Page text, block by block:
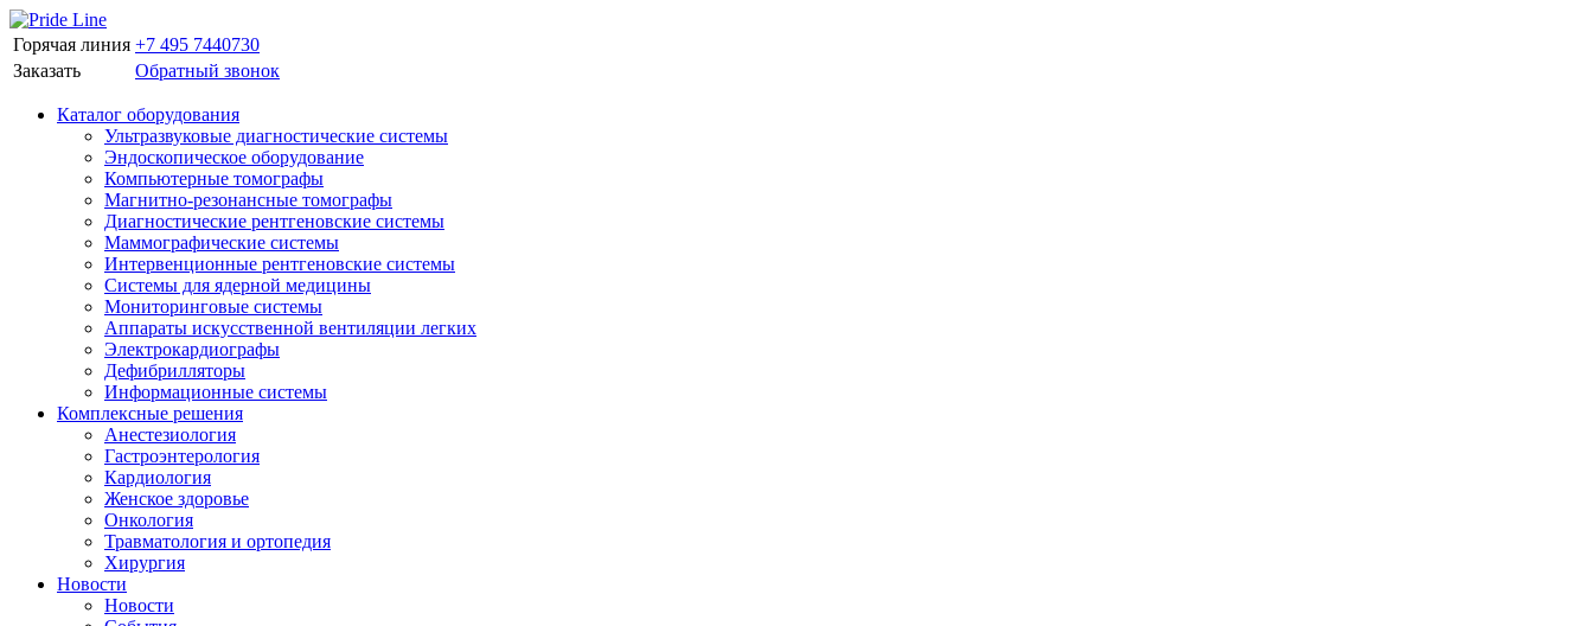
Горячая линия +7 495 7440730
Заказать
Обратный звонок
Каталог оборудования
Ультразвуковые диагностические системы
Эндоскопическое оборудование
Компьютерные томографы
Магнитно-резонансные томографы
Диагностические рентгеновские системы
Маммографические системы
Интервенционные рентгеновские системы
Системы для ядерной медицины
Мониторинговые системы
Аппараты искусственной вентиляции легких
Электрокардиографы
Дефибрилляторы
Информационные системы
Комплексные решения
Анестезиология
Гастроэнтерология
Кардиология
Женское здоровье
Онкология
Травматология и ортопедия
Хирургия
Новости
Новости